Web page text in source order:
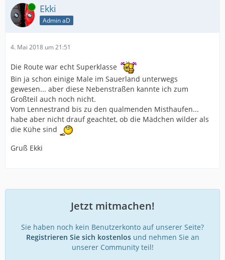
Online Ekki
Admin aD
4. Mai 2018 um 21:51
Die Route war echt Superklasse
Bin ja schon einige Male im Sauerland unterwegs
gewesen... aber diese Nebenstraßen kannte ich zum
Großteil auch noch nicht.
Vom Lennestrand bis zu den qualmenden Misthaufen...
habe aber nicht drauf geachtet, ob die Mädchen wilder als
die Kühe sind
Gruß Ekki
Jetzt mitmachen!
Sie haben noch kein Benutzerkonto auf unserer Seite?
Registrieren Sie sich kostenlosund nehmen Sie an
unserer Community teil!